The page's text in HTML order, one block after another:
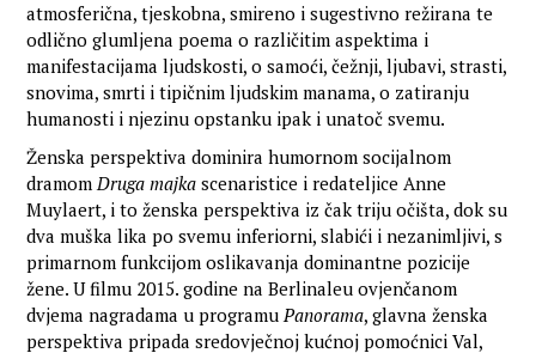
atmosferična, tjeskobna, smireno i sugestivno režirana te
odlično glumljena poema o različitim aspektima i
manifestacijama ljudskosti, o samoći, čežnji, ljubavi, strasti,
snovima, smrti i tipičnim ljudskim manama, o zatiranju
humanosti i njezinu opstanku ipak i unatoč svemu.
Ženska perspektiva dominira humornom socijalnom
dramomDruga majka scenaristice i redateljice Anne
Muylaert, i to ženska perspektiva iz čak triju očišta, dok su
dva muška lika po svemu inferiorni, slabići i nezanimljivi, s
primarnom funkcijom oslikavanja dominantne pozicije
žene. U filmu 2015. godine na Berlinaleu ovjenčanom
dvjema nagradama u programuPanorama, glavna ženska
perspektiva pripada sredovječnoj kućnoj pomoćnici Val,